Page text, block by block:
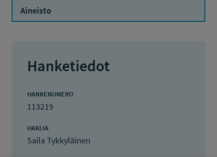
Aineisto
Hanketiedot
HANKENUMERO
113219
HAKIJA
Saila Tykkyläinen